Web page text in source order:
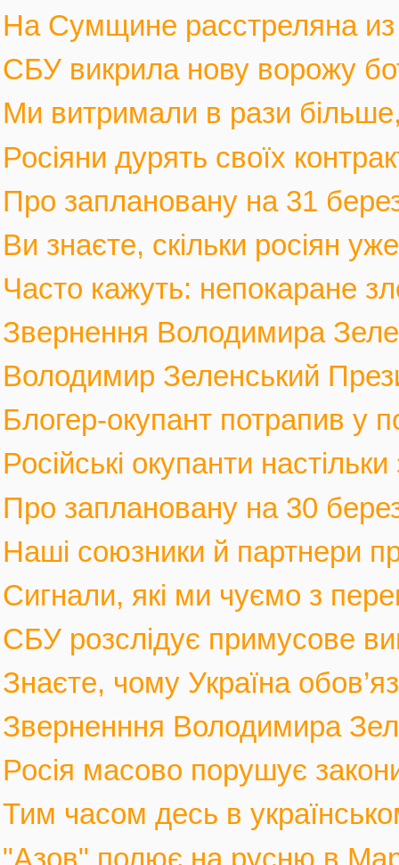
На Сумщине расстреляна из
СБУ викрила нову ворожу
Ми витримали в рази
Росіяни дурять своїх
Про заплановану на 31
Ви знаєте, скільки росіян
Часто кажуть: непокаране
Звернення Володимира
Володимир Зеленський
Блогер-окупант потрапив у
Російські окупанти
Про заплановану на 30
Наші союзники й партнери
Сигнали, які ми чуємо з
СБУ розслідує примусове
Знаєте, чому Україна
Зверненння Володимира
Росія масово порушує
Тим часом десь в
"Азов" полює на русню в